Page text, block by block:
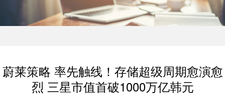
蔚莱策略 率先触线！存储超级周期愈演愈
烈 三星市值首破1000万亿韩元